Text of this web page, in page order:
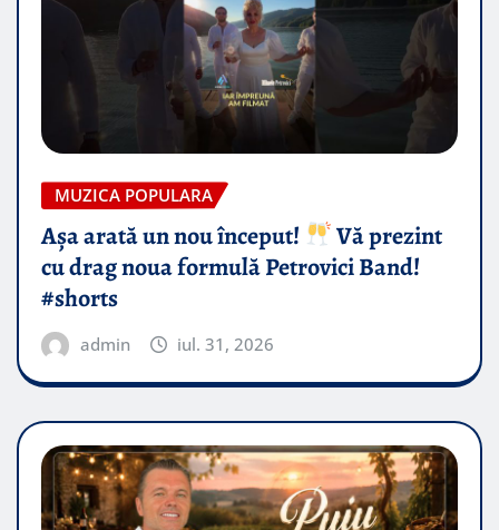
MUZICA POPULARA
Așa arată un nou început!
Vă prezint
cu drag noua formulă Petrovici Band!
#shorts
admin iul. 31, 2026